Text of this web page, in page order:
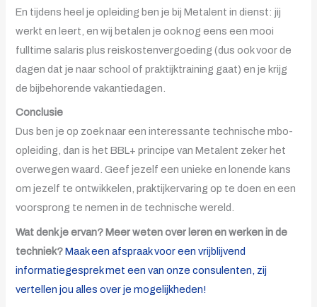
En tijdens heel je opleiding ben je bij Metalent in dienst: jij
werkt en leert, en wij betalen je ook nog eens een mooi
fulltime salaris plus reiskostenvergoeding (dus ook voor de
dagen dat je naar school of praktijktraining gaat) en je krijg
de bijbehorende vakantiedagen.
Conclusie
Dus ben je op zoek naar een interessante technische mbo-
opleiding, dan is het BBL+ principe van Metalent zeker het
overwegen waard. Geef jezelf een unieke en lonende kans
om jezelf te ontwikkelen, praktijkervaring op te doen en een
voorsprong te nemen in de technische wereld.
Wat denk je ervan? Meer weten over leren en werken in de
techniek?Maak een afspraak voor een vrijblijvend
informatiegesprek met een van onze consulenten, zij
vertellen jou alles over je mogelijkheden!